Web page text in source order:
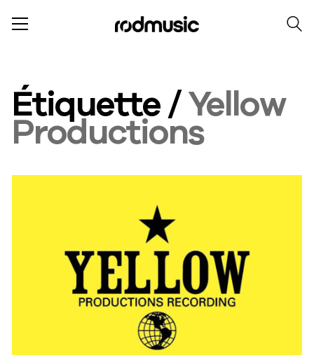
Étiquette / Yellow
Productions